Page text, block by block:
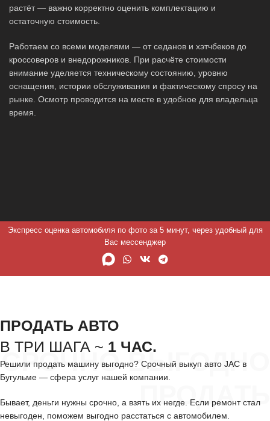
растёт — важно корректно оценить комплектацию и
остаточную стоимость.
Работаем со всеми моделями — от седанов и хэтчбеков до
кроссоверов и внедорожников. При расчёте стоимости
внимание уделяется техническому состоянию, уровню
оснащения, истории обслуживания и фактическому спросу на
рынке. Осмотр проводится на месте в удобное для владельца
время.
Экспресс оценка автомобиля по фото за 5 минут, через удобный для
Вас мессенджер
СРОЧНО ВЫГОДНО
ПРОДАТЬ
ПРОДАТЬ АВТО
В ТРИ ШАГА ~ 1 ЧАС.
Решили продать машину выгодно? Срочный выкуп авто JAC в
Бугульме — сфера услуг нашей компании.
Бывает, деньги нужны срочно, а взять их негде. Если ремонт стал
невыгоден, поможем выгодно расстаться с автомобилем.